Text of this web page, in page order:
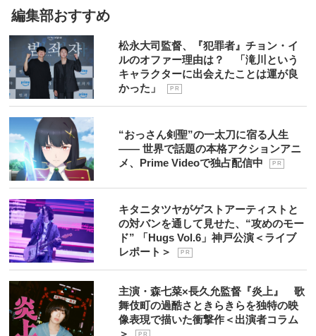
編集部おすすめ
松永大司監督、『犯罪者』チョン・イ
ルのオファー理由は？ 「滝川という
キャラクターに出会えたことは運が良
かった」
P R
“おっさん剣聖”の一太刀に宿る人生
―― 世界で話題の本格アクションアニ
メ、Prime Videoで独占配信中
P R
キタニタツヤがゲストアーティストと
の対バンを通して見せた、“攻めのモー
ド” 「Hugs Vol.6」神戸公演＜ライブ
レポート＞
P R
主演・森七菜×長久允監督『炎上』 歌
舞伎町の過酷さときらきらを独特の映
像表現で描いた衝撃作＜出演者コラム
＞
P R